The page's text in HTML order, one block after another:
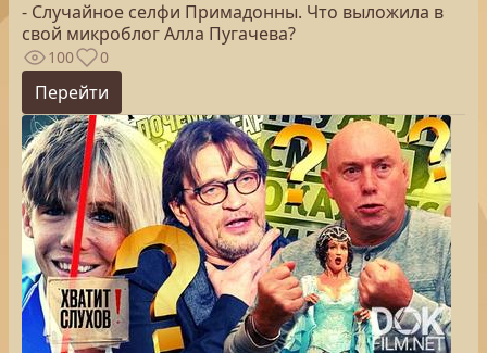
- Случайное селфи Примадонны. Что выложила в
свой микроблог Алла Пугачева?
100 0
Перейти